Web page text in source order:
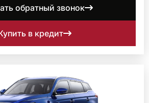
обратный звонок
в кредит